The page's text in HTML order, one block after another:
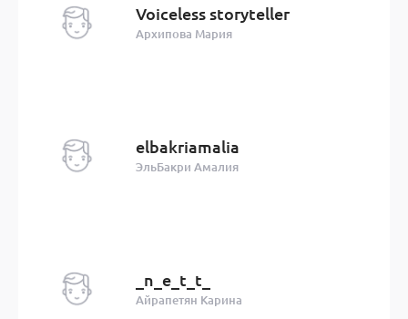
Voiceless storyteller
Архипова Мария
elbakriamalia
ЭльБакри Амалия
_n_e_t_t_
Айрапетян Карина